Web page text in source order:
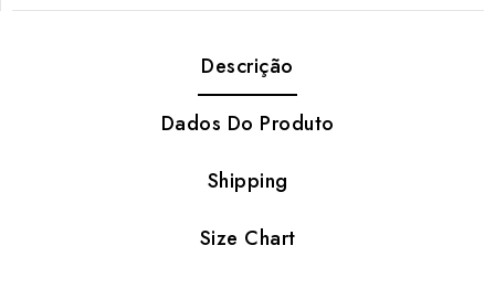
Descrição
Dados Do Produto
Shipping
Size Chart